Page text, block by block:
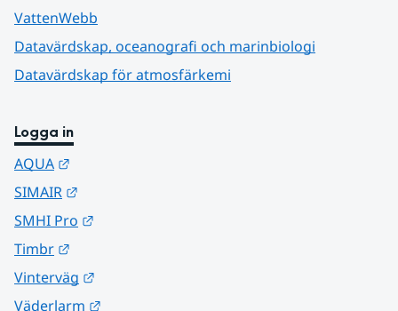
VattenWebb
Datavärdskap, oceanografi och marinbiologi
Datavärdskap för atmosfärkemi
Logga in
AQUA
SIMAIR
SMHI Pro
Timbr
Vinterväg
Väderlarm